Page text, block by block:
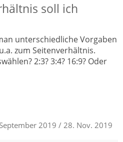
soll ich
unterschiedliche Vorgaben
zum Seitenverhältnis.
2:3? 3:4? 16:9? Oder
2019 / 28. Nov. 2019